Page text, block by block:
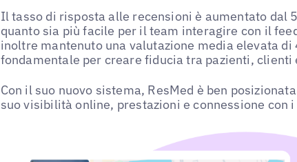
Il tasso di risposta alle recensioni è aumentato dal
quanto sia più facile per il team interagire con il
inoltre mantenuto una valutazione media elevata
fondamentale per creare fiducia tra pazienti, clienti
Con il suo nuovo sistema, ResMed è ben
suo visibilità online, prestazioni e connessione con